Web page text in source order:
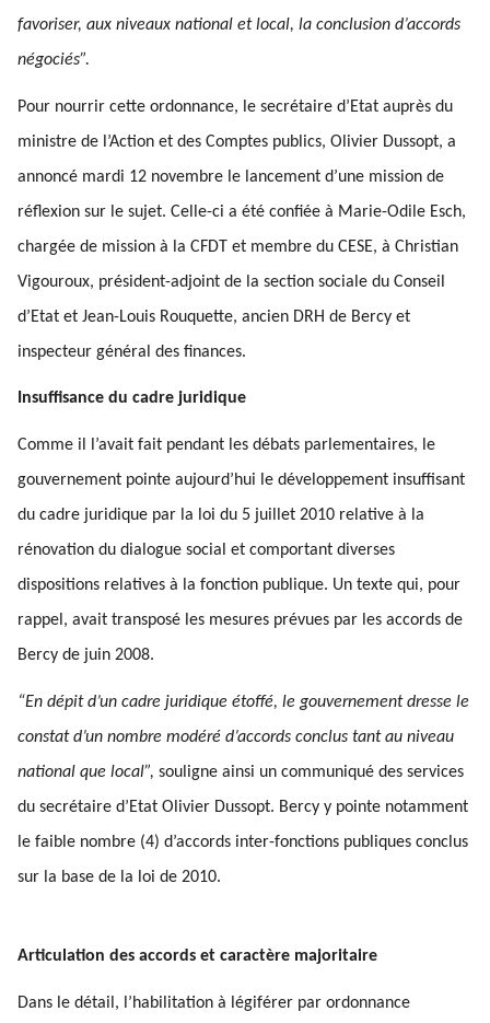
favoriser, aux niveaux national et local, la conclusion d’accords
négociés”.
Pour nourrir cette ordonnance, le secrétaire d’Etat auprès du
ministre de l’Action et des Comptes publics, Olivier Dussopt, a
annoncé mardi 12 novembre le lancement d’une mission de
réflexion sur le sujet. Celle-ci a été confiée à Marie-Odile Esch,
chargée de mission à la CFDT et membre du CESE, à Christian
Vigouroux, président-adjoint de la section sociale du Conseil
d’Etat et Jean-Louis Rouquette, ancien DRH de Bercy et
inspecteur général des finances.
Insuffisance du cadre juridique
Comme il l’avait fait pendant les débats parlementaires, le
gouvernement pointe aujourd’hui le développement insuffisant
du cadre juridique par la loi du 5 juillet 2010 relative à la
rénovation du dialogue social et comportant diverses
dispositions relatives à la fonction publique. Un texte qui, pour
rappel, avait transposé les mesures prévues par les accords de
Bercy de juin 2008.
“En dépit d’un cadre juridique étoffé, le gouvernement dresse le
constat d’un nombre modéré d’accords conclus tant au niveau
national que local”, souligne ainsi un communiqué des services
du secrétaire d’Etat Olivier Dussopt. Bercy y pointe notamment
le faible nombre (4) d’accords inter-fonctions publiques conclus
sur la base de la loi de 2010.
Articulation des accords et caractère majoritaire
Dans le détail, l’habilitation à légiférer par ordonnance